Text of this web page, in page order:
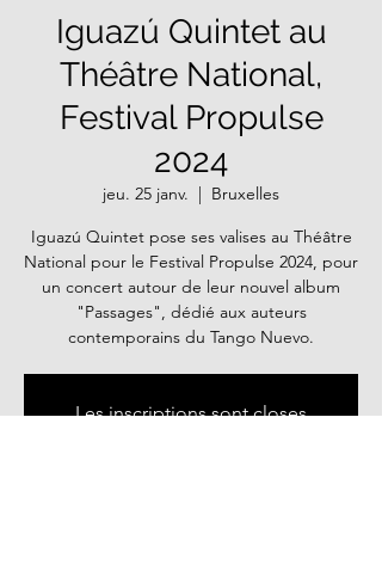
Iguazú Quintet au
Théâtre National,
Festival Propulse
2024
jeu. 25 janv.
  |
Bruxelles
Iguazú Quintet pose ses valises au Théâtre
National pour le Festival Propulse 2024, pour
un concert autour de leur nouvel album
"Passages", dédié aux auteurs
contemporains du Tango Nuevo.
Les inscriptions sont closes